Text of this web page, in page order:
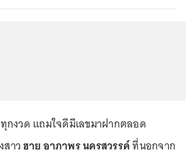
กงวด แถมใจดีมีเลขมาฝากตลอด
สาวฮาย อาภาพร นครสวรรค์ที่นอกจาก